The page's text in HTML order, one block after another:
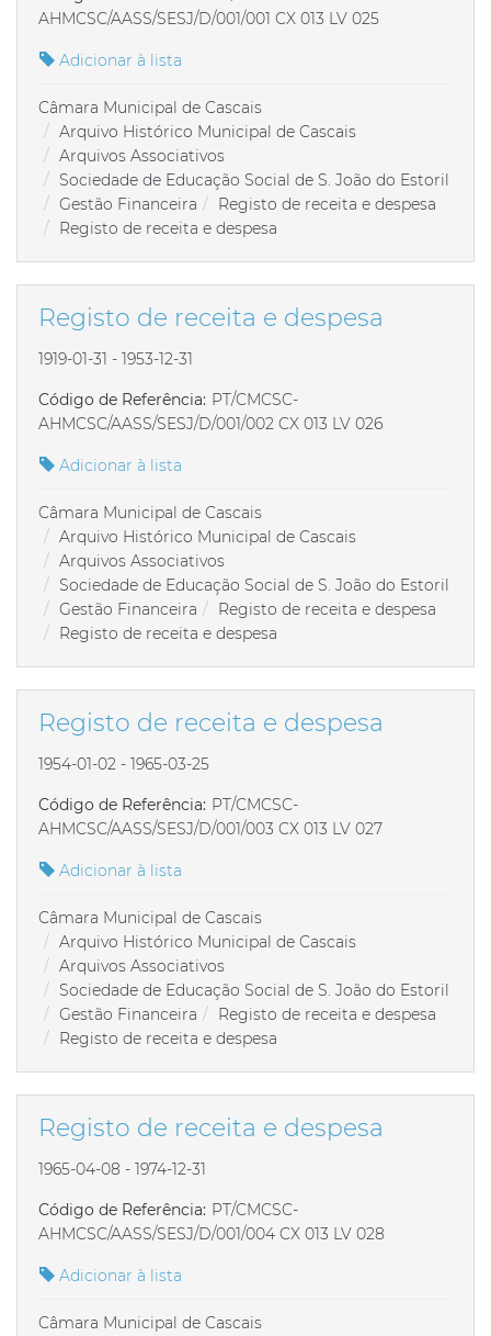
AHMCSC/AASS/SESJ/D/001/001 CX 013 LV 025
Adicionar à lista
Câmara Municipal de Cascais
Arquivo Histórico Municipal de Cascais
Arquivos Associativos
Sociedade de Educação Social de S. João do Estoril
Gestão Financeira
Registo de receita e despesa
Registo de receita e despesa
Registo de receita e despesa
1919-01-31 - 1953-12-31
Código de Referência: PT/CMCSC-
AHMCSC/AASS/SESJ/D/001/002 CX 013 LV 026
Adicionar à lista
Câmara Municipal de Cascais
Arquivo Histórico Municipal de Cascais
Arquivos Associativos
Sociedade de Educação Social de S. João do Estoril
Gestão Financeira
Registo de receita e despesa
Registo de receita e despesa
Registo de receita e despesa
1954-01-02 - 1965-03-25
Código de Referência: PT/CMCSC-
AHMCSC/AASS/SESJ/D/001/003 CX 013 LV 027
Adicionar à lista
Câmara Municipal de Cascais
Arquivo Histórico Municipal de Cascais
Arquivos Associativos
Sociedade de Educação Social de S. João do Estoril
Gestão Financeira
Registo de receita e despesa
Registo de receita e despesa
Registo de receita e despesa
1965-04-08 - 1974-12-31
Código de Referência: PT/CMCSC-
AHMCSC/AASS/SESJ/D/001/004 CX 013 LV 028
Adicionar à lista
Câmara Municipal de Cascais